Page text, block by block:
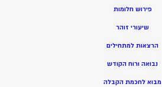
פירוש חלומות
שיעורי זוהר
הרצאות למתחילים
נבואה ורוח הקודש
מבוא לחכמת הקבלה